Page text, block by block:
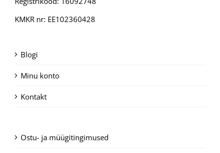
KMKR nr: EE102360428
Blogi
Minu konto
Kontakt
Ostu- ja müügitingimused